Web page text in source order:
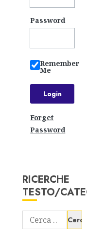
Password
Remember
Me
Forget
Password
RICERCHE
TESTO/
Ricerca
per: